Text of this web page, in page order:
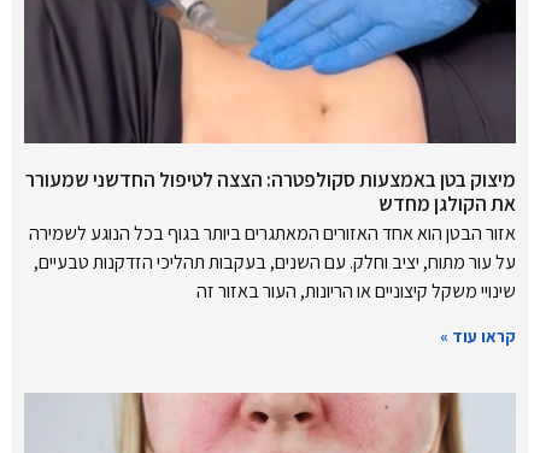
מיצוק בטן באמצעות סקולפטרה: הצצה לטיפול החדשני שמעורר
את הקולגן מחדש
אזור הבטן הוא אחד האזורים המאתגרים ביותר בגוף בכל הנוגע לשמירה
על עור מתוח, יציב וחלק. עם השנים, בעקבות תהליכי הזדקנות טבעיים,
שינויי משקל קיצוניים או הריונות, העור באזור זה
קראו עוד »